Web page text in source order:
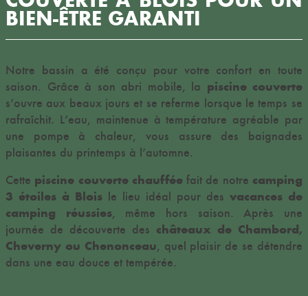
BIEN-ÊTRE GARANTI
Notre bassin a été conçu pour votre confort en toute
saison. Grâce à son abri mobile, la piscine couverte
s’ouvre aux beaux jours et se referme lorsque le temps se
rafraîchit. L’eau, maintenue à température agréable par
une pompe à chaleur, vous assure des baignades
plaisantes du printemps à l’automne.
Cette piscine couverte chaufféefait de notre camping
3 étoiles à Blois le lieu idéal pour des vacances de
camping réussies, même hors saison. Après une
journée de découverte des châteaux de Chambord,
Cheverny ou Chenonceau, quel plaisir de se détendre
dans une eau douce et tempérée.